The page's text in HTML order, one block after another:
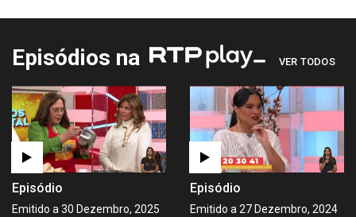
Episódios na VER TODOS
Episódio
Emitido a 30 Dezembro, 2025
Episódio
Emitido a 27 Dezembro, 2024